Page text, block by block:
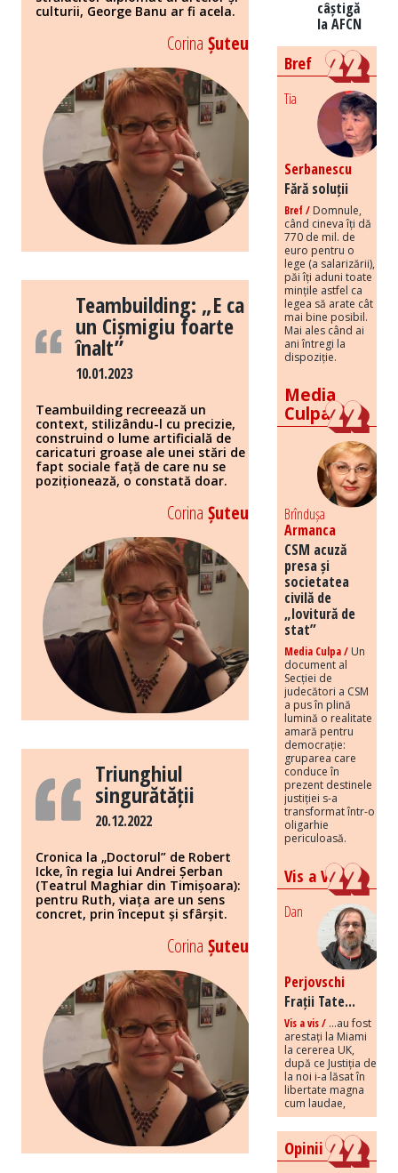
culturii, George Banu ar fi acela.
Corina Șuteu
Teambuilding: „E ca
un Cișmigiu foarte
înalt”
10.01.2023
Teambuilding recreează un
context, stilizându-l cu precizie,
construind o lume artificială de
caricaturi groase ale unei stări de
fapt sociale față de care nu se
poziționează, o constată doar.
Corina Șuteu
Triunghiul
singurătății
20.12.2022
Cronica la „Doctorul” de Robert
Icke, în regia lui Andrei Șerban
(Teatrul Maghiar din Timișoara):
pentru Ruth, viața are un sens
concret, prin început și sfârșit.
Corina Șuteu
câștigă
la AFCN
Bref
Tia
Serbanescu
Fără soluții
Bref / Domnule,
când cineva îți dă
770 de mil. de
euro pentru o
lege (a salarizării),
păi îți aduni toate
mințile astfel ca
legea să arate cât
mai bine posibil.
Mai ales când ai
ani întregi la
dispoziție.
Media
Culpa
Brîndușa
Armanca
CSM acuză
presa și
societatea
civilă de
„lovitură de
stat”
Media Culpa / Un
document al
Secției de
judecători a CSM
a pus în plină
lumină o realitate
amară pentru
democrație:
gruparea care
conduce în
prezent destinele
justiției s-a
transformat într-o
oligarhie
periculoasă.
Vis a Vis
Dan
Perjovschi
Frații Tate...
Vis a vis / ...au fost
arestați la Miami
la cererea UK,
după ce Justiția de
la noi i-a lăsat în
libertate magna
cum laudae,
Opinii